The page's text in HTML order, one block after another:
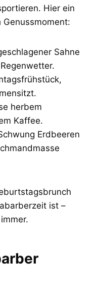
Hier ein
Sahne
herbem
Kaffee.
Erdbeeren
ist –